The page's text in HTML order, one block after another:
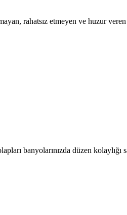
rahatsız etmeyen ve huzur
banyolarınızda düzen